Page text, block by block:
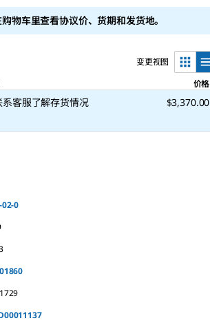
物车里查看协议价、货期和发货地。
变更视图
价格
系客服了解存货情况 $3,370.00
0